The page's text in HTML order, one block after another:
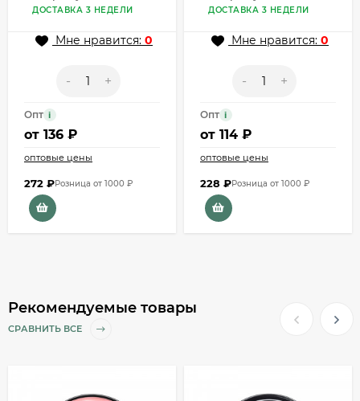
ДОСТАВКА 3 НЕДЕЛИ
Мне нравится: 0
- +
Опт i
от 136 ₽
оптовые цены
272 ₽Розница от 1000 ₽
ДОСТАВКА 3 НЕДЕЛИ
Мне нравится: 0
- +
Опт i
от 114 ₽
оптовые цены
228 ₽Розница от 1000 ₽
Рекомендуемые товары
СРАВНИТЬ ВСЕ